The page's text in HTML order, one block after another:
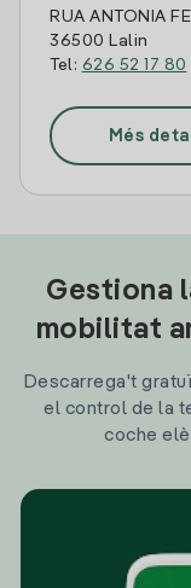
RUA ANTONIA
36500 Lalin
Tel: 626 52 17 80
Més
Gestiona
mobilitat
Descarrega't
el control de la
coche